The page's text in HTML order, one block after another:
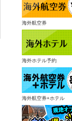
海外航空券
海外ホテル予約
海外航空券+ホテル